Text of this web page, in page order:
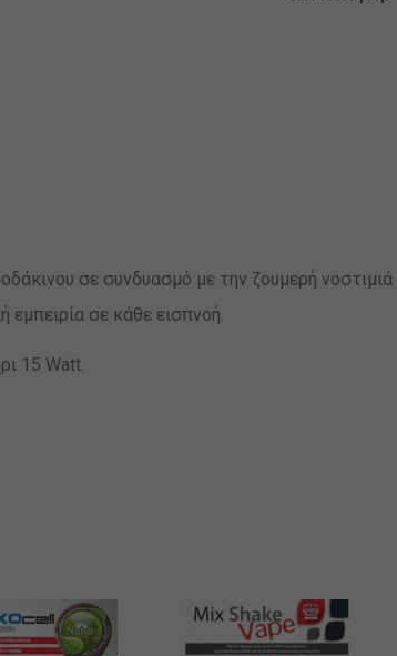
σε συνδυασμό με την ζουμερή
εμπειρία σε κάθε εισπνοή.
15 Watt.